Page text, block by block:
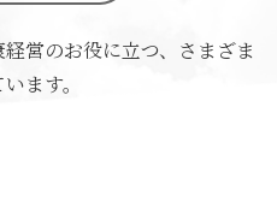
営のお役に立つ、 さまざま
ます。